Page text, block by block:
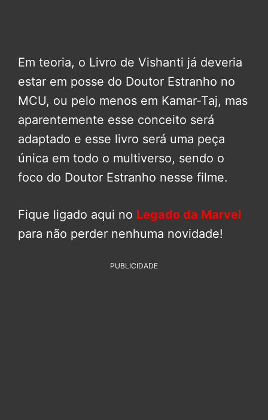
Em teoria, o Livro de Vishanti já deveria
estar em posse do Doutor Estranho no
MCU, ou pelo menos em Kamar-Taj, mas
aparentemente esse conceito será
adaptado e esse livro será uma peça
única em todo o multiverso, sendo o
foco do Doutor Estranho nesse filme.
Fique ligado aqui no Legado da Marvel
para não perder nenhuma novidade!
PUBLICIDADE